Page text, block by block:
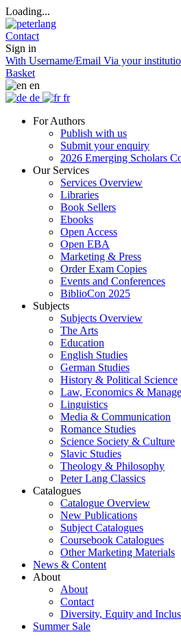
Loading...
Contact
Sign in
With Username/Email Via your
Basket
en
de
fr
For Authors
Publish with us
Submit your enquiry
2026 Emerging Scholars
Our Services
Services Overview
Libraries
Book Sellers
Ebooks
Open Access
Open EBA
Marketing & Press
Order Exam Copies
Events and Conferences
BiblioCon 2025
Subjects
Subjects Overview
The Arts
Education
English Studies
German Studies
History & Political Science
Law, Economics &
Linguistics
Media & Communication
Romance Studies
Science Society & Culture
Slavic Studies
Theology & Philosophy
Peter Lang Classics
Catalogues
Catalogue Overview
New Publications
Subject Catalogues
Coursebook Catalogues
Other Marketing Materials
News & Content
About
About
Contact
Diversity, Equity and
Summer Sale